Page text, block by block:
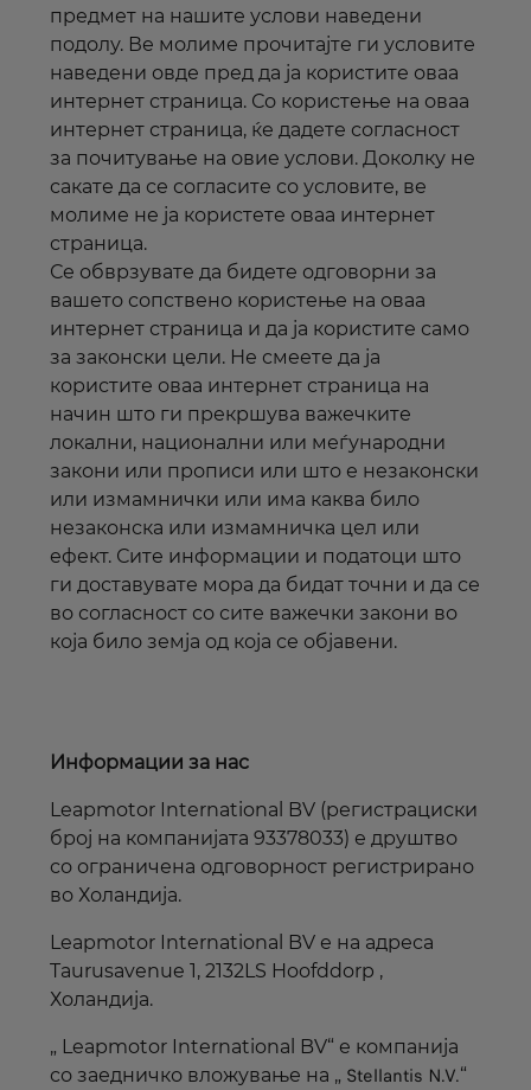
предмет на нашите услови наведени
подолу. Ве молиме прочитајте ги условите
наведени овде пред да ја користите оваа
интернет страница. Со користење на оваа
интернет страница, ќе дадете согласност
за почитување на овие услови. Доколку не
сакате да се согласите со условите, ве
молиме не ја користете оваа интернет
страница.
Се обврзувате да бидете одговорни за
вашето сопствено користење на оваа
интернет страница и да ја користите само
за законски цели. Не смеете да ја
користите оваа интернет страница на
начин што ги прекршува важечките
локални, национални или меѓународни
закони или прописи или што е незаконски
или измамнички или има каква било
незаконска или измамничка цел или
ефект. Сите информации и податоци што
ги доставувате мора да бидат точни и да се
во согласност со сите важечки закони во
која било земја од која се објавени.
Информации за нас
Leapmotor International BV (регистрациски
број на компанијата 93378033) е друштво
со ограничена одговорност регистрирано
во Холандија.
Leapmotor International BV е на адреса
Taurusavenue 1, 2132LS Hoofddorp ,
Холандија.
„ Leapmotor International BV“ е компанија
со заедничко вложување на „ Stellantis N.V.“